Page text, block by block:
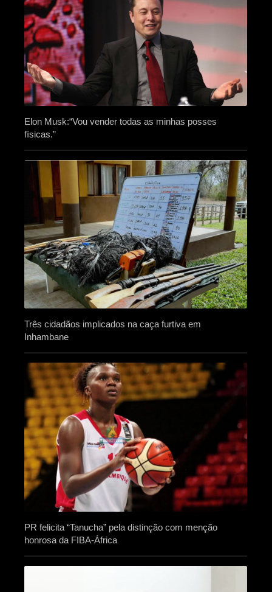
Elon Musk:“Vou vender todas as minhas posses
físicas.”
Três cidadãos implicados na caça furtiva em
Inhambane
PR felicita “Tanucha” pela distinção com menção
honrosa da FIBA-África